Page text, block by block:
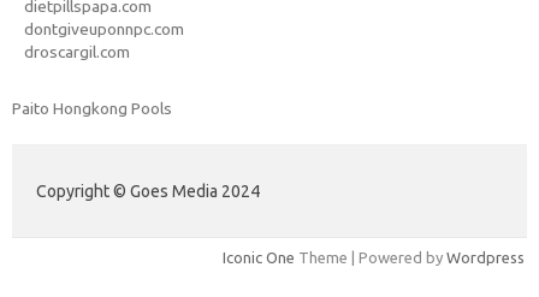
dietpillspapa.com
dontgiveuponnpc.com
droscargil.com
Paito Hongkong Pools
Copyright © Goes Media 2024
Iconic One Theme | Powered by Wordpress